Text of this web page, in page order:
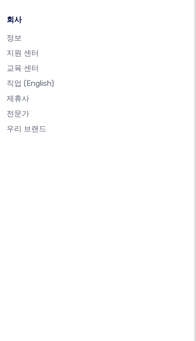
회사
정보
지원 센터
교육 센터
직업 (English)
제휴사
전문가
우리 브랜드